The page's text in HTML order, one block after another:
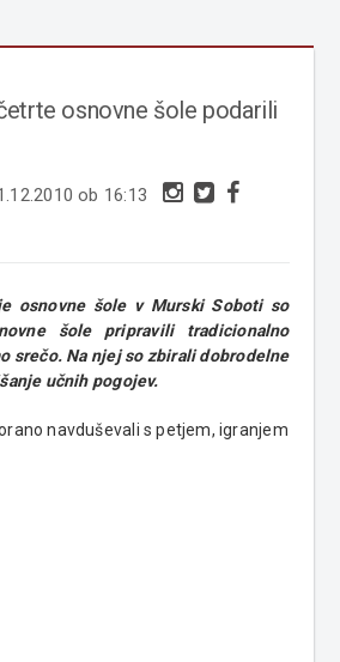
osnovne šole podarili
ob 16:13
osnovne šole v Murski Soboti so
šole pripravili tradicionalno
srečo. Na njej so zbirali dobrodelne
učnih pogojev.
navduševali s petjem, igranjem